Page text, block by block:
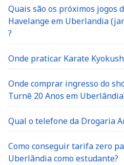
Quais são os próximos jogos
Havelange em Uberlandia
?
Onde praticar Karate
Onde comprar ingresso do
Turnê 20 Anos em
Qual o telefone da Drogaria
Como conseguir tarifa zero
Uberlândia como estudante?